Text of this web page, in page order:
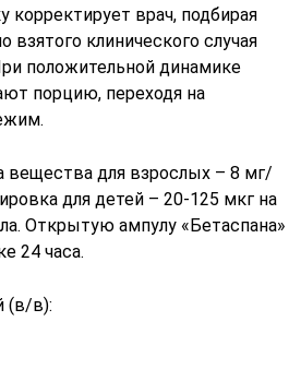
корректирует врач, подбирая
взятого клинического случая
положительной динамике
порцию, переходя на
вещества для взрослых – 8 мг/
для детей – 20-125 мкг на
Открытую ампулу «Бетаспана»
24 часа.
(в/в):